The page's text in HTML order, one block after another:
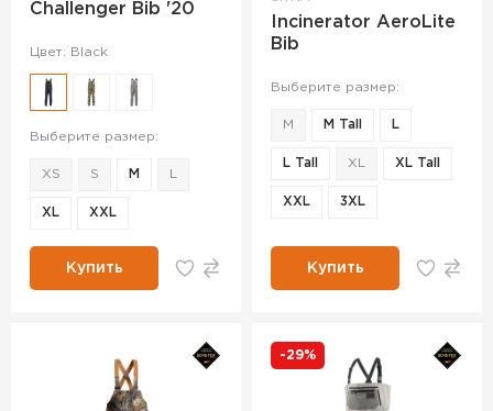
Challenger Bib '20
Цвет: Black
Выберите размер:
XS S M
XL XXL
Купить
Incinerator AeroLite
Bib
Выберите размер:
M M Tall L
L Tall XL XL Tall
XXL 3XL
Купить
-29%